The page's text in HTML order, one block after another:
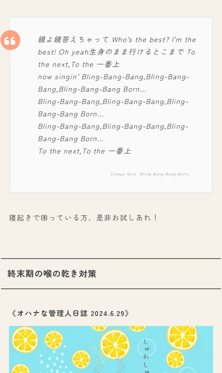
鏡よ鏡答えちゃって Who’s the best? I’m the
best! Oh yeah生身のまま行けるとこまで To
the next,To the 一番上
now singin’ Bling-Bang-Bang,Bling-Bang-
Bang,Bling-Bang-Bang Born…
Bling-Bang-Bang,Bling-Bang-Bang,Bling-
Bang-Bang Born…
Bling-Bang-Bang,Bling-Bang-Bang,Bling-
Bang-Bang Born…
To the next,To the 一番上
Creepy Nuts「Bling-Bang-Bang-Born」
寝起きで困っている方、是非お試しあれ！
終末期の喉の乾き対策
《オハナな管理人日誌 2024.6.29》